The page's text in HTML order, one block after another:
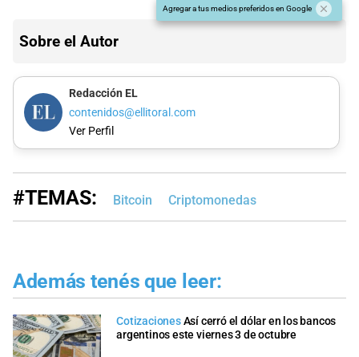
Agregar a tus medios preferidos en Google
Sobre el Autor
Redacción EL
contenidos@ellitoral.com
Ver Perfil
#TEMAS: Bitcoin Criptomonedas
Además tenés que leer:
CotizacionesAsí cerró el dólar en los bancos
argentinos este viernes 3 de octubre